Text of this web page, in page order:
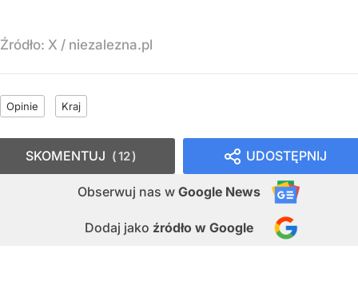
Źródło: X / niezalezna.pl
Opinie Kraj
UDOSTĘPNIJ
Obserwuj nas w Google News
Dodaj jako źródło w Google
SKOMENTUJ 12